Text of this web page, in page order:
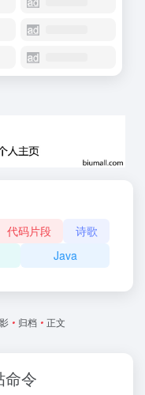
代码片段
诗歌
Java
• 归档 • 正文
命令